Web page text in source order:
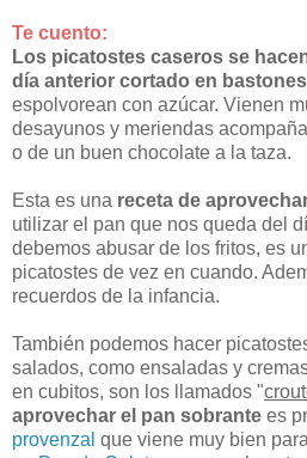
Te cuento:
Los picatostes caseros se
día anterior cortado en bastones
espolvorean con azúcar. Vienen
desayunos y meriendas
o de un buen chocolate a la taza.
Esta es una receta de
utilizar el pan que nos queda del
debemos abusar de los fritos, es
picatostes de vez en cuando.
recuerdos de la infancia.
También podemos hacer
salados, como ensaladas y
en cubitos, son los llamados "
aprovechar el pan sobrante es
provenzal que viene muy bien